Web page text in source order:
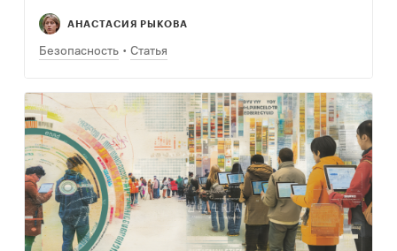
АНАСТАСИЯ РЫКОВА
Безопасность Статья